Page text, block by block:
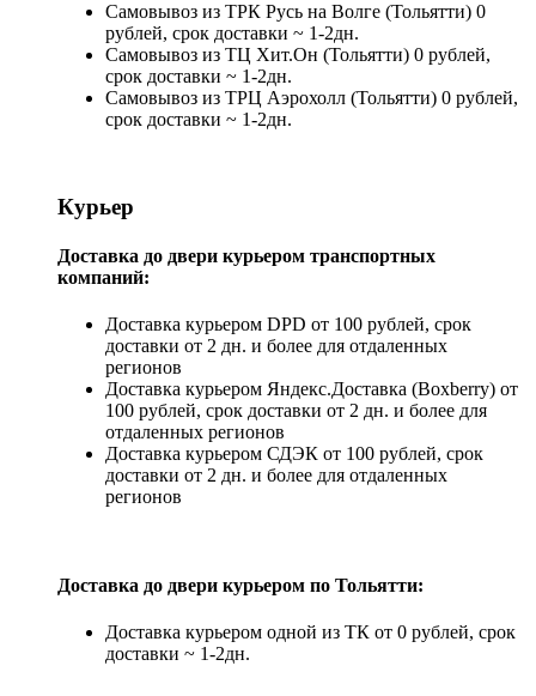
Самовывоз из ТРК Русь на Волге (Тольятти) 0
рублей, срок доставки ~ 1-2дн.
Самовывоз из ТЦ Хит.Он (Тольятти) 0 рублей,
срок доставки ~ 1-2дн.
Самовывоз из ТРЦ Аэрохолл (Тольятти) 0 рублей,
срок доставки ~ 1-2дн.
Курьер
Доставка до двери курьером транспортных
компаний:
Доставка курьером DPD от 100 рублей, срок
доставки от 2 дн. и более для отдаленных
регионов
Доставка курьером Яндекс.Доставка (Boxberry) от
100 рублей, срок доставки от 2 дн. и более для
отдаленных регионов
Доставка курьером СДЭК от 100 рублей, срок
доставки от 2 дн. и более для отдаленных
регионов
Доставка до двери курьером по Тольятти:
Доставка курьером одной из ТК от 0 рублей, срок
доставки ~ 1-2дн.